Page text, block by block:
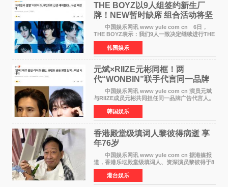
THE BOYZ以9人组签约新生厂
牌！NEW暂时缺席 组合活动将坚
定不移继续
中国娱乐网讯 www yule com cn 6日，
THE BOYZ表示：我们9人一致决定继续进行THE
BOYZ组合活动，并且已经完成了组合团体活动
签约。目前正在新生厂牌下进行活动准备。尚未
离开THE BOYZ原所
韩国娱乐
元斌×RIIZE元彬同框！两
代“WONBIN”联手代言同一品牌
颜值天花板合体
中国娱乐网讯 www yule com cn 演员元斌
与RIIZE成员元彬共同担任同一品牌广告代言人。
6日据独家报道，继演员元斌之后，RIIZE元彬最
近也被选为某在线中介平台A公司的共同广告代言
人，两人将作
韩国娱乐
香港殿堂级填词人黎彼得病逝 享
年76岁​
中国娱乐网讯 www yule com cn 据港媒报
道，香港乐坛殿堂级填词人、资深演员黎彼得于8
月5日上午因病离世，终年76岁。好友钟志光透
露，黎彼得今年3月中风后便卧床休养，身体机能
持续衰退，最
港台娱乐